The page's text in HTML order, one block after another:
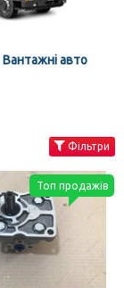
Вантажні авто
Фільтри
Топ продажів